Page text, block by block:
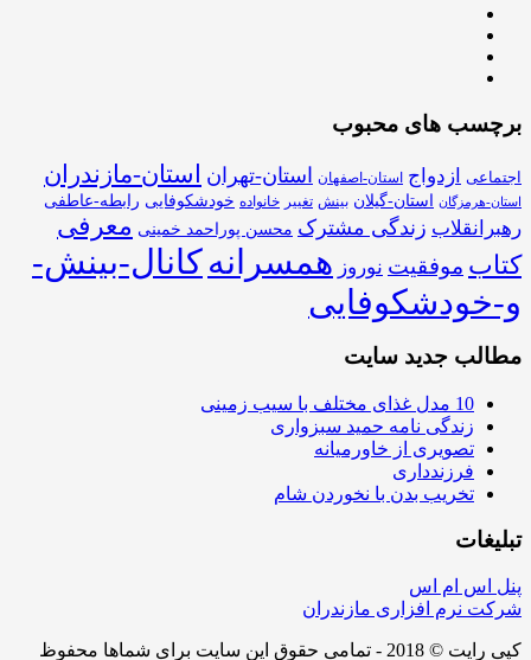
برچسب های محبوب
اجتماعی ازدواج استان-اصفهان استان-تهران استان-مازندران
استان-هرمزگان استان-گیلان بینش تغییر خانواده خودشکوفایی رابطه-عاطفی
رهبرانقلاب زندگی مشترک محسن پوراحمد خمینی معرفی
کتاب موفقیت نوروز همسرانهکانال-بینش-
و-خودشکوفایی
مطالب جدید سایت
10 مدل غذای مختلف با سیب زمینی
زندگی نامه حمید سبزواری
تصویری از خاورمیانه
فرزندداری
تخریب بدن با نخوردن شام
تبلیغات
پنل اس ام اس
شرکت نرم افزاری مازندران
کپی رایت © 2018 - تمامی حقوق این سایت برای شماها محفوظ